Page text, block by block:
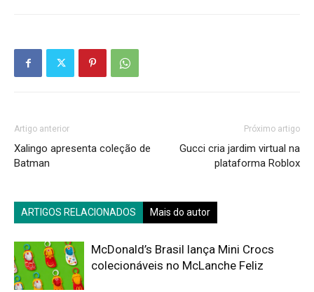
Artigo anterior
Xalingo apresenta coleção de
Batman
Próximo artigo
Gucci cria jardim virtual na
plataforma Roblox
ARTIGOS RELACIONADOS Mais do autor
McDonald’s Brasil lança Mini Crocs
colecionáveis no McLanche Feliz